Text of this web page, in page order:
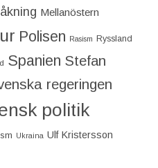
Mellanöstern
Polisen Rasism Ryssland
Spanien Stefan
regeringen
politik
Ukraina Ulf Kristersson